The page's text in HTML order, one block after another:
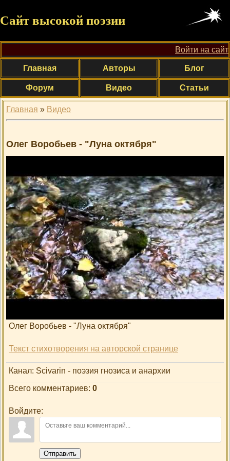
Сайт высокой поэзии
Войти на сайт
Главная Авторы Блог
Форум Видео Статьи
Главная » Видео
Олег Воробьев - "Луна октября"
Просмотры: 1 Добавил:scivarin
Олег Воробьев - "Луна октября"
Текст стихотворения на авторской странице
Канал: Scivarin - поэзия гнозиса и анархии
Всего комментариев: 0
Войдите:
Отправить